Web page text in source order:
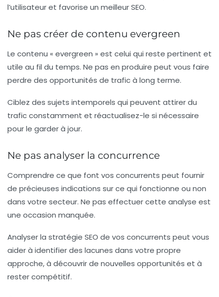
l’utilisateur et favorise un meilleur SEO.
Ne pas créer de contenu evergreen
Le contenu « evergreen » est celui qui reste pertinent et
utile au fil du temps. Ne pas en produire peut vous faire
perdre des opportunités de trafic à long terme.
Ciblez des sujets intemporels qui peuvent attirer du
trafic constamment et réactualisez-le si nécessaire
pour le garder à jour.
Ne pas analyser la concurrence
Comprendre ce que font vos concurrents peut fournir
de précieuses indications sur ce qui fonctionne ou non
dans votre secteur. Ne pas effectuer cette analyse est
une occasion manquée.
Analyser la stratégie SEO de vos concurrents peut vous
aider à identifier des lacunes dans votre propre
approche, à découvrir de nouvelles opportunités et à
rester compétitif.